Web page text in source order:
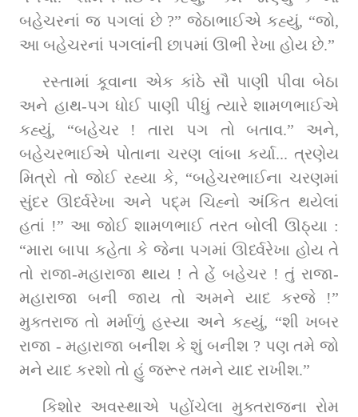
બહેચરનાં જ પગલાં છે ?” જેઠાભાઈએ કહ્યું, “જો,
આ બહેચરનાં પગલાંની છાપમાં ઊભી રેખા હોય છે.”
રસ્તામાં કૂવાના એક કાંઠે સૌ પાણી પીવા બેઠા
અને હાથ-પગ ધોઈ પાણી પીધું ત્યારે શામળભાઈએ
કહ્યું, “બહેચર ! તારા પગ તો બતાવ.” અને,
બહેચરભાઈએ પોતાના ચરણ લાંબા કર્યા... ત્રણેય
મિત્રો તો જોઈ રહ્યા કે, “બહેચરભાઈના ચરણમાં
સુંદર ઊર્ધ્વરેખા અને પદ્‌મ ચિહ્નો અંકિત થયેલાં
હતાં !” આ જોઈ શામળભાઈ તરત બોલી ઊઠ્યા :
“મારા બાપા કહેતા કે જેના પગમાં ઊર્ધ્વરેખા હોય તે
તો રાજા-મહારાજા થાય ! તે હેં બહેચર ! તું રાજા-
મહારાજા બની જાય તો અમને યાદ કરજે !”
મુક્તરાજ તો મર્માળું હસ્યા અને કહ્યું, “શી ખબર
રાજા - મહારાજા બનીશ કે શું બનીશ ? પણ તમે જો
મને યાદ કરશો તો હું જરૂર તમને યાદ રાખીશ.”
કિશોર અવસ્થાએ પહોંચેલા મુક્તરાજના રોમ